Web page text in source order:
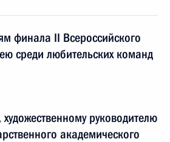
финала II Всероссийского
среди любительских команд
руководителю
академического